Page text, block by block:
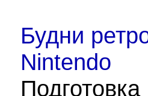
Будни
Nintendo